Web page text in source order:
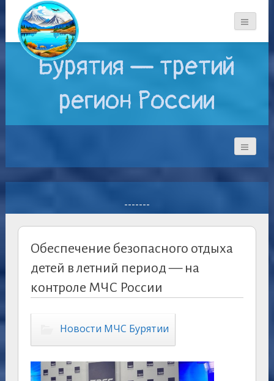
Бурятия — третий
регион России
-------
Обеспечение безопасного отдыха
детей в летний период — на
контроле МЧС России
Новости МЧС Бурятии